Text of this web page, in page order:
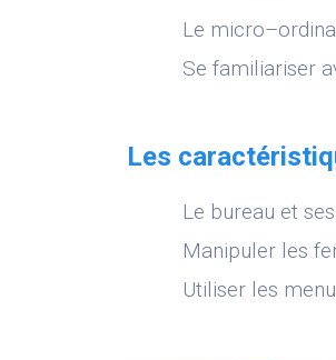
Le
Se familiariser
Les
Le bureau et
Manipuler les
Utiliser les